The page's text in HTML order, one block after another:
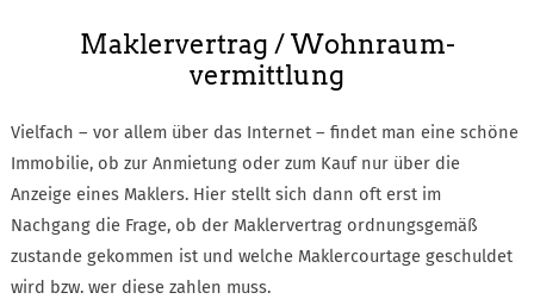
Maklervertrag / Wohnraum­
vermittlung
Vielfach – vor allem über das Internet – findet man eine schöne
Immobilie, ob zur Anmietung oder zum Kauf nur über die
Anzeige eines Maklers. Hier stellt sich dann oft erst im
Nachgang die Frage, ob der Maklervertrag ordnungsgemäß
zustande gekommen ist und welche Maklercourtage geschuldet
wird bzw. wer diese zahlen muss.